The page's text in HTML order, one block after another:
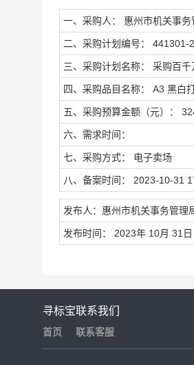
一、采购人： 惠州市机关事务
二、采购计划编号： 441301-
三、采购计划名称： 采购百
四、采购品目名称： A3 黑白
五、采购预算金额（元）：
六、需求时间：
七、采购方式： 电子卖场
八、备案时间： 2023-10-31
发布人：惠州市机关事务管理
发布时间： 2023年 10月 31日
寻标宝
首页
联系我们
联系客服